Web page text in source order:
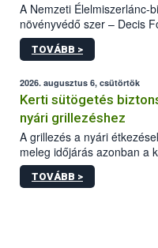
A Nemzeti Élelmiszerlánc-
növényvédő szer – Decis
engedélyokiratát
egészen a vesszőérettség
érésű szőlőkben is legyen
védekezésre. Az Oroganic
felhasználók számára is
engedélyezett.
TOVÁBB >
2026. augusztus 6, csütörtök
Kerti sütögetés
nyári grillezéshez
A grillezés a nyári
meleg időjárás azonban a
gyorsabb szaporodásának
ezért nem csupán a
TOVÁBB >